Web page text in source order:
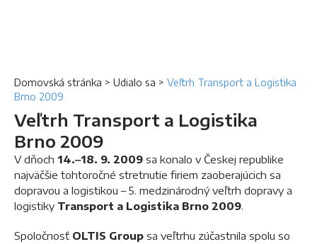
Domovská stránka > Udialo sa > Veľtrh Transport a Logistika
Brno 2009
Veľtrh Transport a Logistika
Brno 2009
V dňoch 14.‒18. 9. 2009 sa konalo v Českej republike
najväčšie tohtoročné stretnutie firiem zaoberajúcich sa
dopravou a logistikou – 5. medzinárodný veľtrh dopravy a
logistiky Transport a Logistika Brno 2009.
Spoločnosť OLTIS Group sa veľtrhu zúčastnila spolu so